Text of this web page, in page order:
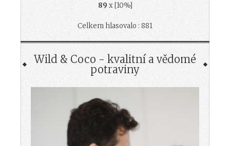
89 x [10%]
Celkem hlasovalo : 881
Wild & Coco - kvalitní a vědomé
potraviny